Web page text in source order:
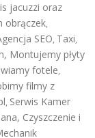
jacuzzi oraz
obrączek,
SEO, Taxi,
, Montujemy płyty
fotele,
filmy z
, Serwis Kamer
Czyszczenie i